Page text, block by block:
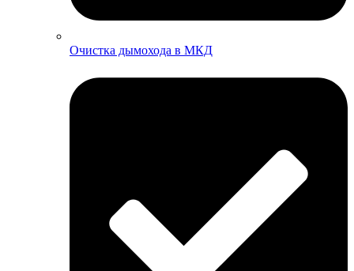
Очистка дымохода в МКД